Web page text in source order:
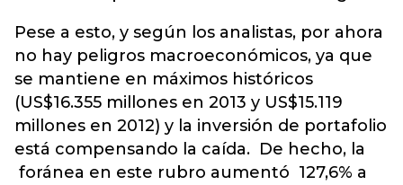
Pese a esto, y según los analistas, por ahora
no hay peligros macroeconómicos, ya que
se mantiene en máximos históricos
(US$16.355 millones en 2013 y US$15.119
millones en 2012) y la inversión de portafolio
está compensando la caída. De hecho, la
foránea en este rubro aumentó 127,6% a